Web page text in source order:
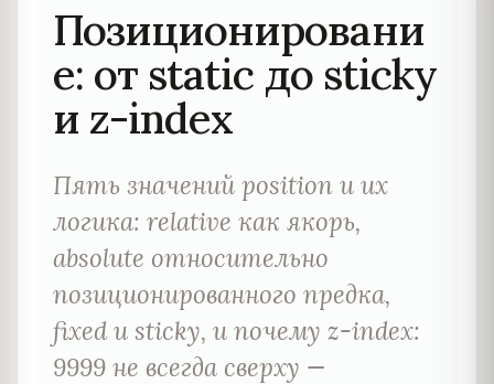
Позиционировани
е: от static до sticky
и z-index
Пять значений position и их
логика: relative как якорь,
absolute относительно
позиционированного предка,
fixed и sticky, и почему z-index:
9999 не всегда сверху —